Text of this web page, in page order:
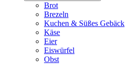
Brot
Brezeln
Kuchen & Süßes Gebäck
Käse
Eier
Eiswürfel
Obst